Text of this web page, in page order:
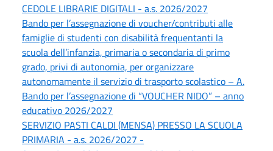
CEDOLE LIBRARIE DIGITALI - a.s. 2026/2027
Bando per l’assegnazione di voucher/contributi alle
famiglie di studenti con disabilità frequentanti la
scuola dell’infanzia, primaria o secondaria di primo
grado, privi di autonomia, per organizzare
autonomamente il servizio di trasporto scolastico – A.
Bando per l’assegnazione di “VOUCHER NIDO” – anno
educativo 2026/2027
SERVIZIO PASTI CALDI (MENSA) PRESSO LA SCUOLA
PRIMARIA - a.s. 2026/2027 -